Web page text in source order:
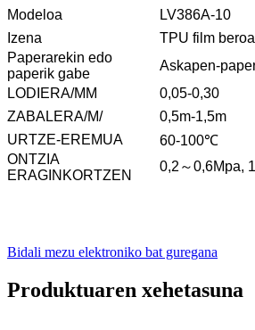
Modeloa
LV386A-10
Izena
TPU film
Paperarekin edo
paperik gabe
Askapen-
LODIERA/MM
0,05-0,30
ZABALERA/M/
0,5m-1,5m
URTZE-EREMUA
60-100℃
ONTZIA
ERAGINKORTZEN
0,2～0,6Mpa,
Bidali mezu elektroniko bat guregana
Produktuaren xehetasuna